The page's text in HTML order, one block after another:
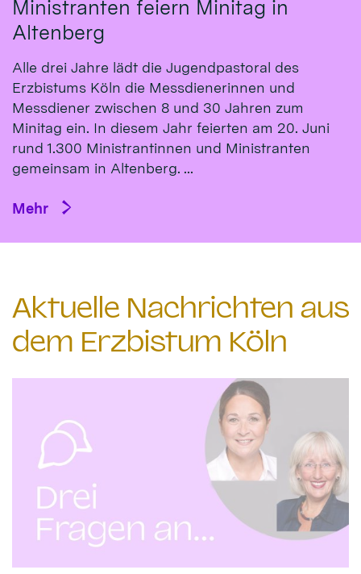
Ministranten feiern Minitag in
Altenberg
Alle drei Jahre lädt die Jugendpastoral des
Erzbistums Köln die Messdienerinnen und
Messdiener zwischen 8 und 30 Jahren zum
Minitag ein. In diesem Jahr feierten am 20. Juni
rund 1.300 Ministrantinnen und Ministranten
gemeinsam in Altenberg. ...
Mehr
Aktuelle Nachrichten aus
dem Erzbistum Köln